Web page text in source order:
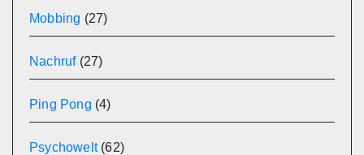
Mobbing (27)
Nachruf(27)
Ping Pong (4)
Psychowelt(62)